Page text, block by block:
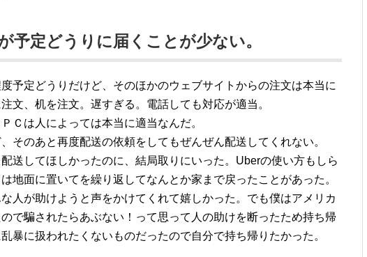
予定どうりに届くことが少ない。
予定どうりだけど、そのほかのウェブサイトからの注文は本当に
文、机を注文。遅すぎる。電話しても対応が適当。
Ｃは人によっては本当に適当なんだ。
そのあと再度配送の依頼をしてもぜんぜん配送してくれない。
送してほしかったのに、結局取りにいった。Uberの使い方もしら
地面に置いてを繰り返してなんとか家まで戻ったことがあった。
人が助けようと声をかけてくれて嬉しかった。でも僕はアメリカ
で騙されたらあぶない！って思って人の助けを断ったため持ち帰
暴に扱われたくないものだったので自分で持ち帰りたかった。